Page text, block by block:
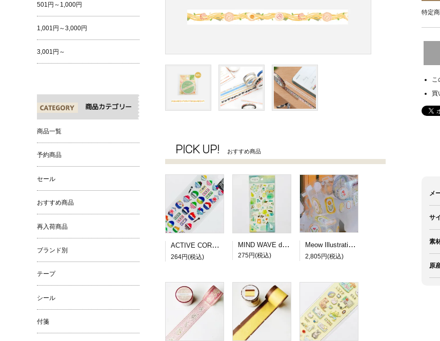
特定
こ
買
メ
サ
素
原
PICK UP! おすすめ商品
ACTIVE CORPORATION 夏柄ドロップシール かき氷
264円(税込)
MIND WAVE dewdrop sticker green
275円(税込)
Meow Illustration PETロールシール Frames
2,805円(税込)
501円～1,000円
1,001円～3,000円
3,001円～
商品カテゴリー
商品一覧
予約商品
セール
おすすめ商品
再入荷商品
ブランド別
テープ
シール
付箋